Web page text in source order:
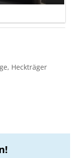
Heckträger